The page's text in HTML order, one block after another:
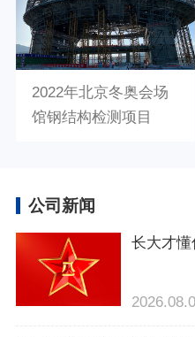
2022年北京冬奥会场
馆钢结构检测项目
公司新闻
长大才